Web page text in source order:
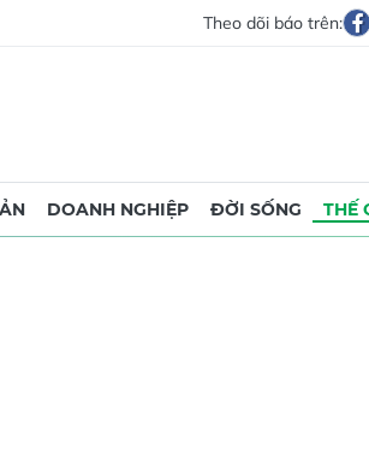
Theo dõi báo trên:
DOANH NGHIỆP ĐỜI SỐNG THẾ